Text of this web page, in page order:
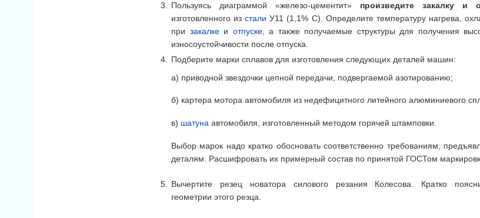
Пользуясь диаграммой «железо-цементит» произведите закалку и
изготовленного изстали У11 (1,1% С). Определите температуру нагрева,
при закалкеи отпуске, а также получаемые структуры для получения
износоустойчивости после отпуска.
Подберите марки сплавов для изготовления следующих деталей машин:
а) приводной звездочки цепной передачи, подвергаемой азотированию;
б) картера мотора автомобиля из недефицитного литейного алюминиевого
в) шатуна автомобиля, изготовленный методом горячей штамповки.
Выбор марок надо кратко обосновать соответственно требованиям,
деталям. Расшифровать их примерный состав по принятой ГОСТом
Вычертите резец новатора силового резания Колесова. Кратко
геометрии этого резца.